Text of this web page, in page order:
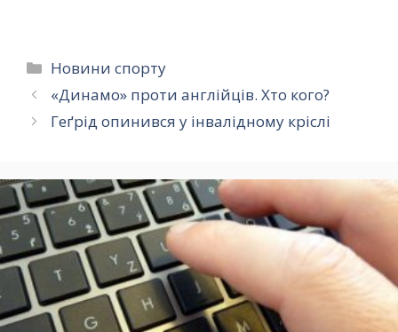
Категорії
Новини спорту
«Динамо» проти англійців. Хто кого?
Геґрід опинився у інвалідному кріслі